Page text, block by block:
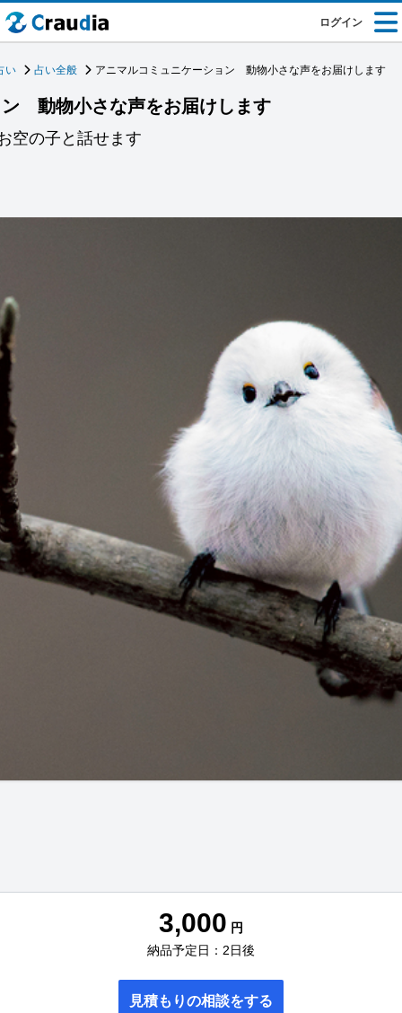
ログイン
い 占い全般 アニマルコミュニケーション 動物小さな声をお届けします
動物小さな声をお届けします
空の子と話せます
3,000 円
納品予定日：2日後
見積もりの相談をする